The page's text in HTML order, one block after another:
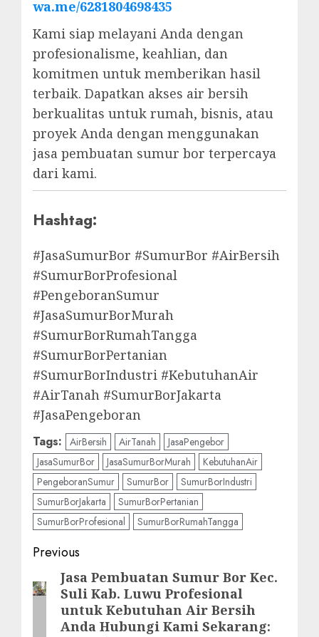
wa.me/6281804698435
Kami siap melayani Anda dengan
profesionalisme, keahlian, dan
komitmen untuk memberikan hasil
terbaik. Dapatkan akses air bersih
berkualitas untuk rumah, bisnis, atau
proyek Anda dengan menggunakan
jasa pembuatan sumur bor terpercaya
dari kami.
Hashtag:
#JasaSumurBor #SumurBor #AirBersih
#SumurBorProfesional
#PengeboranSumur
#JasaSumurBorMurah
#SumurBorRumahTangga
#SumurBorPertanian
#SumurBorIndustri #KebutuhanAir
#AirTanah #SumurBorJakarta
#JasaPengeboran
Tags: AirBersih AirTanah
JasaPengebor
JasaSumurBor
JasaSumurBorMurah
KebutuhanAir
PengeboranSumur
SumurBor
SumurBorIndustri
SumurBorJakarta
SumurBorPertanian
SumurBorProfesional
SumurBorRumahTangga
Post
navigation
Previous
Previous
post:
Jasa Pembuatan Sumur Bor Kec.
Suli Kab. Luwu Profesional
untuk Kebutuhan Air Bersih
Anda Hubungi Kami Sekarang: